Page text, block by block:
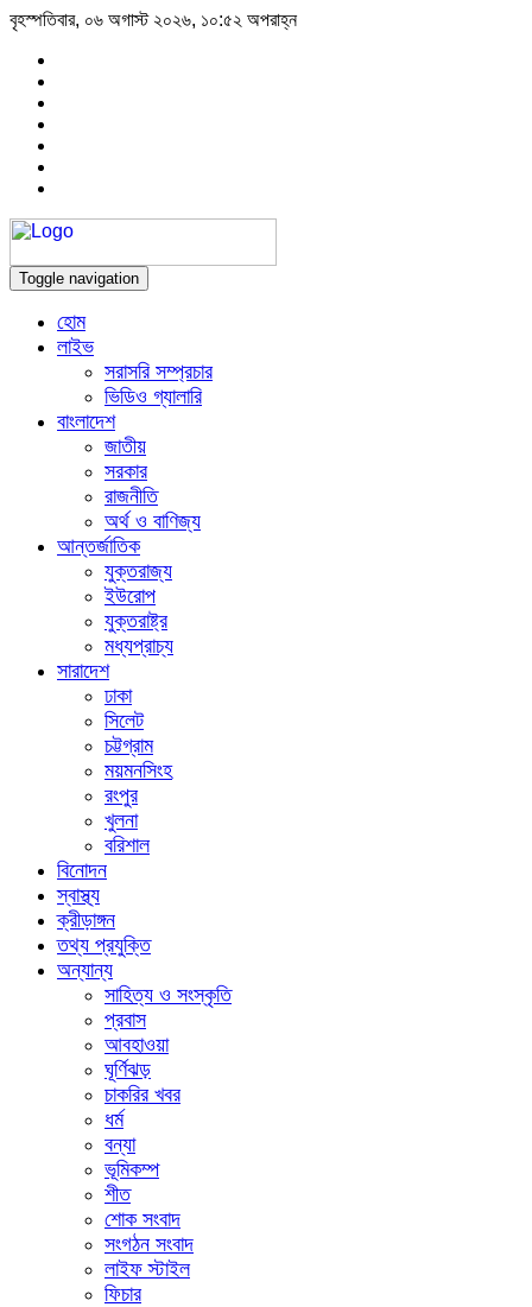
বৃহস্পতিবার, ০৬ অগাস্ট ২০২৬, ১০:৫২ অপরাহ্ন
Toggle navigation
হোম
লাইভ
সরাসরি সম্প্রচার
ভিডিও গ্যালারি
বাংলাদেশ
জাতীয়
সরকার
রাজনীতি
অর্থ ও বাণিজ্য
আন্তর্জাতিক
যুক্তরাজ্য
ইউরোপ
যুক্তরাষ্ট্র
মধ্যপ্রাচ্য
সারাদেশ
ঢাকা
সিলেট
চট্টগ্রাম
ময়মনসিংহ
রংপুর
খুলনা
বরিশাল
বিনোদন
স্বাস্থ্য
ক্রীড়াঙ্গন
তথ্য প্রযুক্তি
অন্যান্য
সাহিত্য ও সংস্কৃতি
প্রবাস
আবহাওয়া
ঘূর্ণিঝড়
চাকরির খবর
ধর্ম
বন্যা
ভূমিকম্প
শীত
শোক সংবাদ
সংগঠন সংবাদ
লাইফ স্টাইল
ফিচার